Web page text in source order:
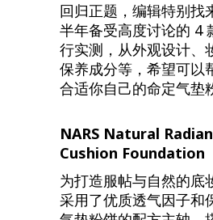
回归正题，编辑特别找
半年备受高度讨论的 4
行实测，从外观设计、
保养成分等，希望可以
合适你自己的命定气垫
NARS Natural
Cushion Foundation
为打造服帖与自然的底
采用了优质透气因子和